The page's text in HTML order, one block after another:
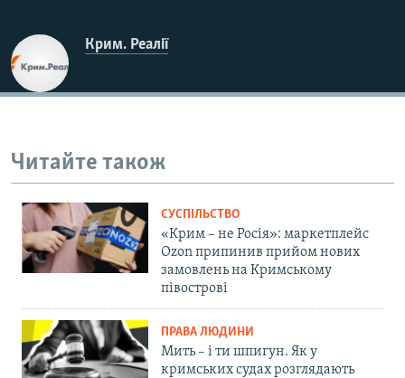
Крим. Реалії
Читайте також
СУСПІЛЬСТВО
«Крим – не Росія»: маркетплейс
Ozon припинив прийом нових
замовлень на Кримському
півострові
ПРАВА ЛЮДИНИ
Мить – і ти шпигун. Як у
кримських судах розглядають